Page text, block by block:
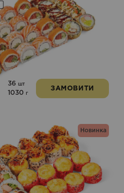
36 шт
1030 г
ЗАМОВИТИ
Новинка